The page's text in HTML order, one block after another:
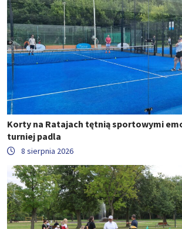
Korty na Ratajach tętnią sportowymi
turniej padla
8 sierpnia 2026